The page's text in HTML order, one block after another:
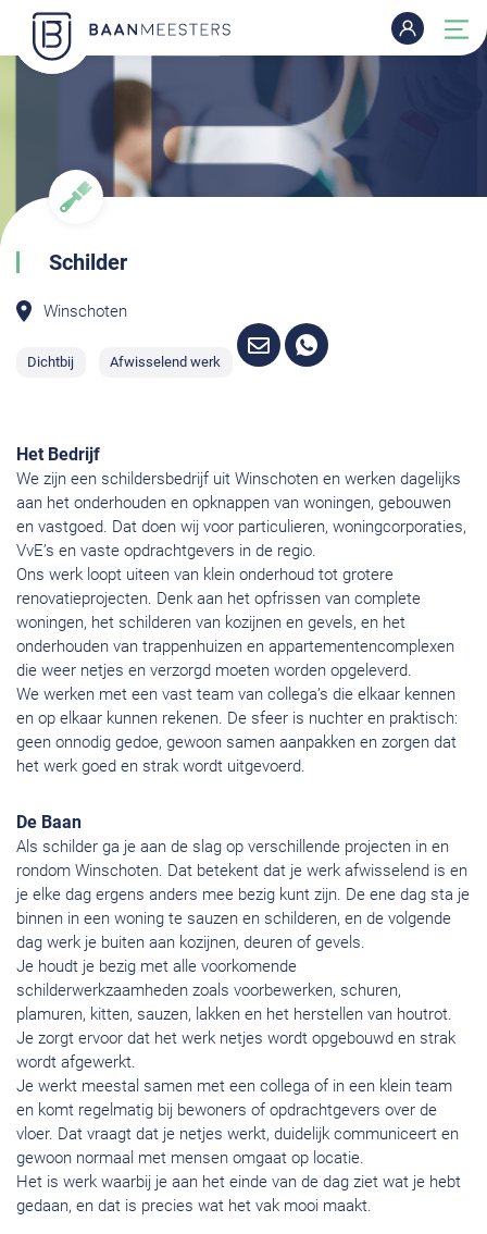
Schilder
Winschoten
Dichtbij Afwisselend werk
Het Bedrijf
We zijn een schildersbedrijf uit Winschoten en werken dagelijks
aan het onderhouden en opknappen van woningen, gebouwen
en vastgoed. Dat doen wij voor particulieren, woningcorporaties,
VvE’s en vaste opdrachtgevers in de regio.
Ons werk loopt uiteen van klein onderhoud tot grotere
renovatieprojecten. Denk aan het opfrissen van complete
woningen, het schilderen van kozijnen en gevels, en het
onderhouden van trappenhuizen en appartementencomplexen
die weer netjes en verzorgd moeten worden opgeleverd.
We werken met een vast team van collega’s die elkaar kennen
en op elkaar kunnen rekenen. De sfeer is nuchter en praktisch:
geen onnodig gedoe, gewoon samen aanpakken en zorgen dat
het werk goed en strak wordt uitgevoerd.
De Baan
Als schilder ga je aan de slag op verschillende projecten in en
rondom Winschoten. Dat betekent dat je werk afwisselend is en
je elke dag ergens anders mee bezig kunt zijn. De ene dag sta je
binnen in een woning te sauzen en schilderen, en de volgende
dag werk je buiten aan kozijnen, deuren of gevels.
Je houdt je bezig met alle voorkomende
schilderwerkzaamheden zoals voorbewerken, schuren,
plamuren, kitten, sauzen, lakken en het herstellen van houtrot.
Je zorgt ervoor dat het werk netjes wordt opgebouwd en strak
wordt afgewerkt.
Je werkt meestal samen met een collega of in een klein team
en komt regelmatig bij bewoners of opdrachtgevers over de
vloer. Dat vraagt dat je netjes werkt, duidelijk communiceert en
gewoon normaal met mensen omgaat op locatie.
Het is werk waarbij je aan het einde van de dag ziet wat je hebt
gedaan, en dat is precies wat het vak mooi maakt.